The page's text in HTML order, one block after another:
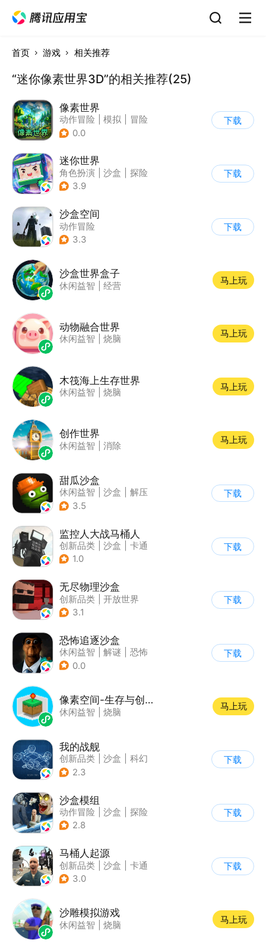
首页 游戏 相关推荐
“迷你像素世界3D”的相关推荐(25)
像素世界
动作冒险 模拟
冒险
| 像素风
0.0
下载
迷你世界
角色扮演 沙盒
探险
| 我的世界
3.9
下载
沙盒空间
动作冒险
| 第一人称射击
3.3
下载
沙盒世界盒子
休闲益智 经营
马上玩
动物融合世界
休闲益智 烧脑
马上玩
木筏海上生存世界
休闲益智 烧脑
马上玩
创作世界
休闲益智 消除
马上玩
甜瓜沙盒
休闲益智 沙盒
解压
| 像素风
3.5
下载
监控人大战马桶人
创新品类 沙盒
卡通
| 建造
1.0
下载
无尽物理沙盒
创新品类
开放世界
| 像素风
3.1
下载
恐怖追逐沙盒
休闲益智 解谜
恐怖
| 暗黑
0.0
下载
像素空间-生存与创造
休闲益智 烧脑
马上玩
我的战舰
创新品类 沙盒
科幻
| 开放世界
2.3
下载
沙盒模组
动作冒险 沙盒
探险
| 卡通
2.8
下载
马桶人起源
创新品类 沙盒
卡通
| 建造
3.0
下载
沙雕模拟游戏
休闲益智 烧脑
马上玩